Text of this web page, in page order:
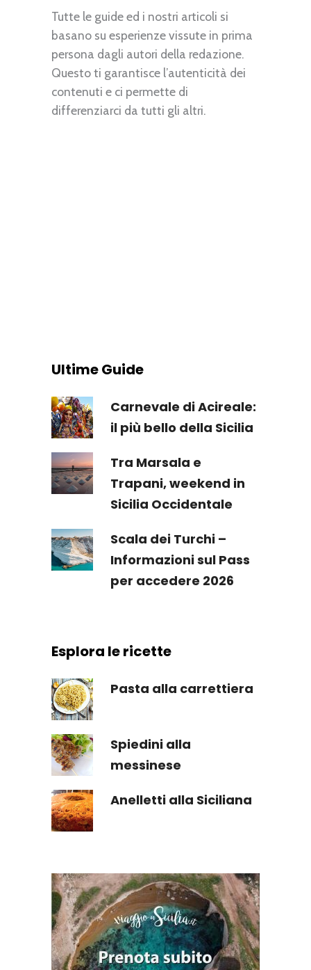
Tutte le guide ed i nostri articoli si
basano su esperienze vissute in prima
persona dagli autori della redazione.
Questo ti garantisce l’autenticità dei
contenuti e ci permette di
differenziarci da tutti gli altri.
Ultime Guide
Carnevale di Acireale:
il più bello della Sicilia
Tra Marsala e
Trapani, weekend in
Sicilia Occidentale
Scala dei Turchi –
Informazioni sul Pass
per accedere 2026
Esplora le ricette
Pasta alla carrettiera
Spiedini alla
messinese
Anelletti alla Siciliana